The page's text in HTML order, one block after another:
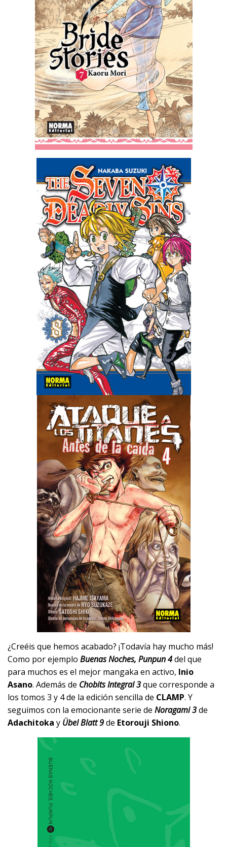
¿Creéis que hemos acabado? ¡Todavía hay mucho más!
Como por ejemplo Buenas Noches, Punpun 4del que
para muchos es el mejor mangaka en activo, Inio
Asano. Además de Chobits Integral 3que corresponde a
los tomos 3 y 4 de la edición sencilla de CLAMP. Y
seguimos con la emocionante serie de Noragami 3de
Adachitoka y Übel Blatt 9de Etorouji Shiono.